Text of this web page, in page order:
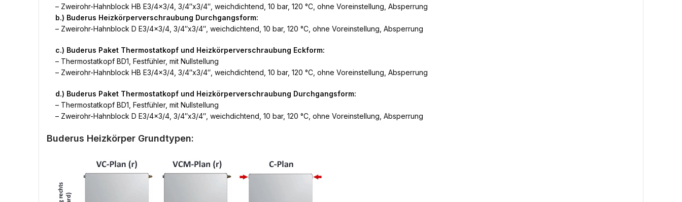
– Zweirohr-Hahnblock HB E3/4×3/4, 3/4″x3/4″, weichdichtend, 10 bar, 120 °C, ohne Voreinstellung, Absperrung
b.) Buderus Heizkörperverschraubung Durchgangsform:
– Zweirohr-Hahnblock D E3/4×3/4, 3/4″x3/4″, weichdichtend, 10 bar, 120 °C, ohne Voreinstellung, Absperrung
c.) Buderus Paket Thermostatkopf und Heizkörperverschraubung Eckform:
– Thermostatkopf BD1, Festfühler, mit Nullstellung
– Zweirohr-Hahnblock HB E3/4×3/4, 3/4″x3/4″, weichdichtend, 10 bar, 120 °C, ohne Voreinstellung, Absperrung
d.) Buderus Paket Thermostatkopf und Heizkörperverschraubung Durchgangsform:
– Thermostatkopf BD1, Festfühler, mit Nullstellung
– Zweirohr-Hahnblock D E3/4×3/4, 3/4″x3/4″, weichdichtend, 10 bar, 120 °C, ohne Voreinstellung, Absperrung
Buderus Heizkörper Grundtypen: